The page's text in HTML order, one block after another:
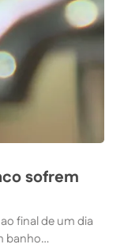
sofrem
final de um dia
banho…